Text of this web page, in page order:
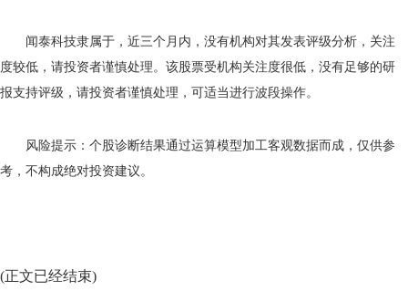
闻泰科技隶属于，近三个月内，没有机构对其发表评级分析，关注
度较低，请投资者谨慎处理。该股票受机构关注度很低，没有足够的研
报支持评级，请投资者谨慎处理，可适当进行波段操作。
风险提示：个股诊断结果通过运算模型加工客观数据而成，仅供参
考，不构成绝对投资建议。
(正文已经结束)